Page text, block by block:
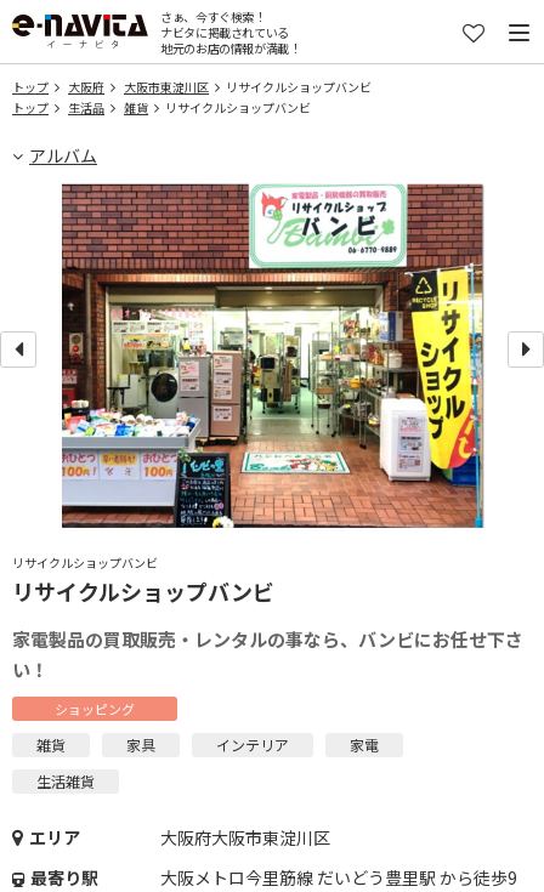
さぁ、今すぐ検索！
ナビタに掲載されている
地元のお店の情報が満載！
トップ 大阪府 大阪市東淀川区
リサイクルショップバンビ
トップ
生活品 雑貨 リサイクルショップバンビ
アルバム
リサイクルショップバンビ
リサイクルショップバンビ
家電製品の買取販売・レンタルの事なら、バンビにお任せ下さ
い！
ショッピング
雑貨 家具 インテリア
家電
生活雑貨
エリア
大阪府大阪市東淀川区
最寄り駅
大阪メトロ今里筋線 だいどう豊里駅 から徒歩9